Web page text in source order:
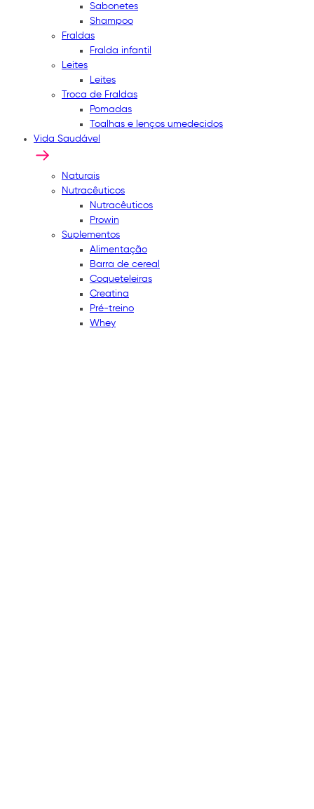
Sabonetes
Shampoo
Fraldas
Fralda infantil
Leites
Leites
Troca de Fraldas
Pomadas
Toalhas e lenços umedecidos
Vida Saudável
Naturais
Nutracêuticos
Nutracêuticos
Prowin
Suplementos
Alimentação
Barra de cereal
Coqueteleiras
Creatina
Pré-treino
Whey